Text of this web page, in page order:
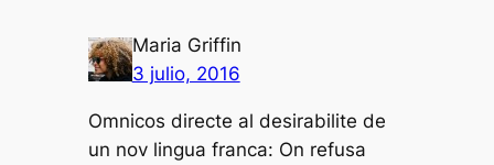
Maria Griffin
3 julio, 2016
Omnicos directe al desirabilite de
un nov lingua franca: On refusa